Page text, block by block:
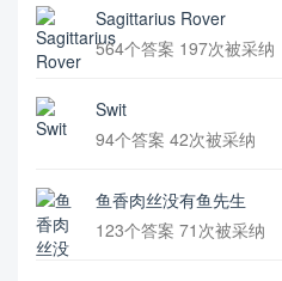
Sagittarius Rover
564个答案 197次被采纳
Swit
94个答案 42次被采纳
鱼香肉丝没有鱼先生
123个答案 71次被采纳